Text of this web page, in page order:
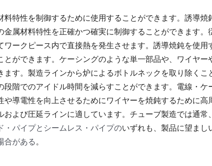
特性を制御するために使用することができます。誘導焼
金属材料特性を正確かつ確実に制御することができます。
ークピース内で直接熱を発生させます。誘導焼鈍を使用
ができます。ケーシングのような単一部品や、ワイヤー
す。製造ラインから炉によるボトルネックを取り除くこ
階でのアイドル時間を減らすことができます。電線・ケ
導電性を向上させるためにワイヤーを焼鈍するために高
よび圧延ラインに適しています。チューブ製造では通常、
・パイプとシームレス・パイプのいずれも、製品に望まし
合がある。